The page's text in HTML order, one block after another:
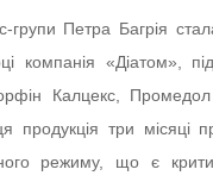
групи Петра Багрія
компанія «Діатом»,
Калцекс,
три місяці
режиму, що є